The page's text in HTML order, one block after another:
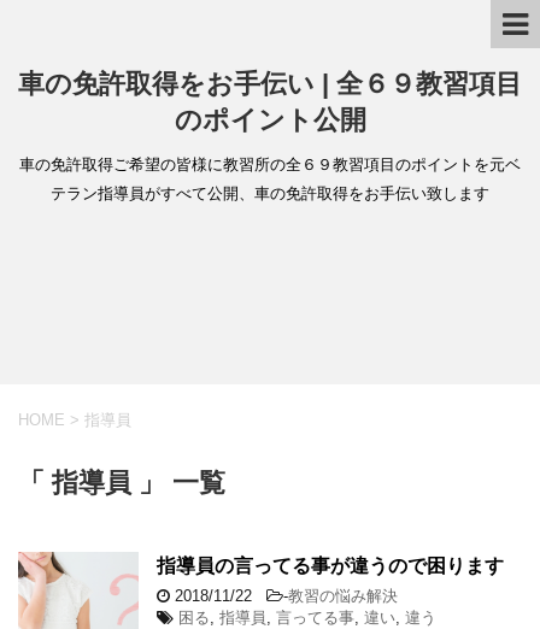
車の免許取得をお手伝い | 全６９教習項目
のポイント公開
車の免許取得ご希望の皆様に教習所の全６９教習項目のポイントを元ベ
テラン指導員がすべて公開、車の免許取得をお手伝い致します
HOME > 指導員
「 指導員 」 一覧
指導員の言ってる事が違うので困ります
2018/11/22 -教習の悩み解決
困る 指導員 言ってる事 違い 違う